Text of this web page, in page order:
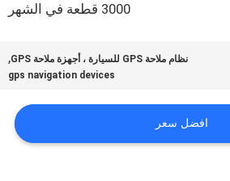
3000 قطعة في الشهر
نظام ملاحة GPS للسيارة ، أجهزة ملاحة GPS ,
gps navigation devices
افضل سعر